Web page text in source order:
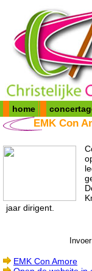
home
EMK Con
jaar dirigent.
EMK Con Amore